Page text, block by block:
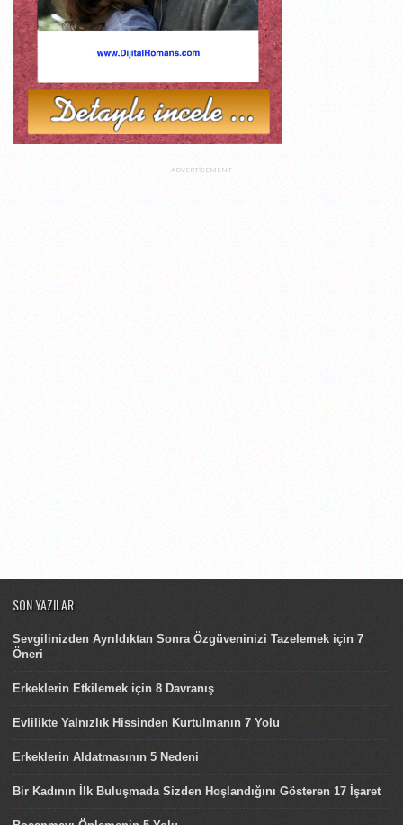
ADVERTISEMENT
SON YAZILAR
Sevgilinizden Ayrıldıktan Sonra Özgüveninizi Tazelemek için 7
Öneri
Erkeklerin Etkilemek için 8 Davranış
Evlilikte Yalnızlık Hissinden Kurtulmanın 7 Yolu
Erkeklerin Aldatmasının 5 Nedeni
Bir Kadının İlk Buluşmada Sizden Hoşlandığını Gösteren 17 İşaret